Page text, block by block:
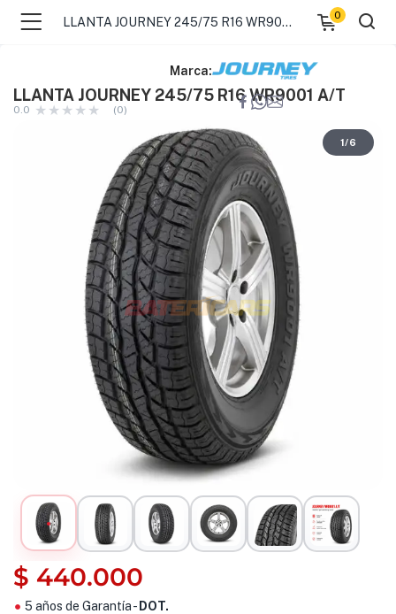
LLANTA JOURNEY 245/75 R16 WR9001 A/T
0
Marca:
LLANTA JOURNEY 245/75 R16 WR9001 A/T
0.0 (0)
1/6
$ 440.000
5 años de Garantía - DOT.